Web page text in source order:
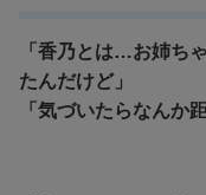
「香乃とは…お姉ち
たんだけど」
「気づいたらなんか